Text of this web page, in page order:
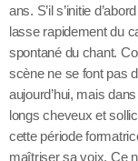
ans. S’il s’initie
lasse rapidement du
spontané du chant.
scène ne se font pas
aujourd’hui, mais
longs cheveux et
cette période
maîtriser sa voix. Ce